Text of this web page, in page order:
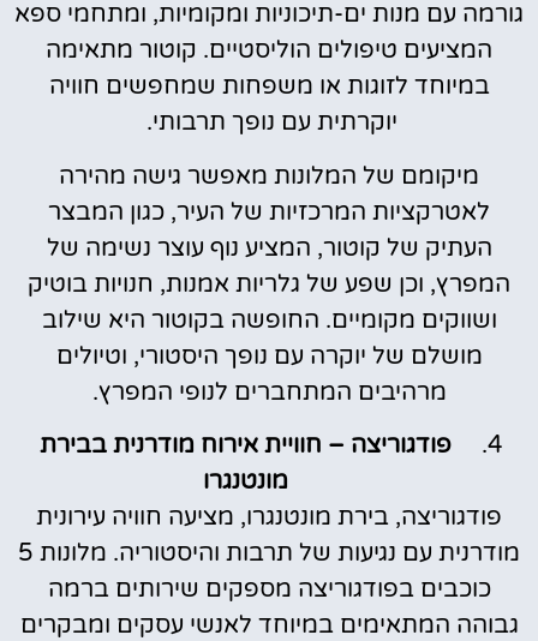
גורמה עם מנות ים-תיכוניות ומקומיות, ומתחמי ספא
המציעים טיפולים הוליסטיים. קוטור מתאימה
במיוחד לזוגות או משפחות שמחפשים חוויה
יוקרתית עם נופך תרבותי.
מיקומם של המלונות מאפשר גישה מהירה
לאטרקציות המרכזיות של העיר, כגון המבצר
העתיק של קוטור, המציע נוף עוצר נשימה של
המפרץ, וכן שפע של גלריות אמנות, חנויות בוטיק
ושווקים מקומיים. החופשה בקוטור היא שילוב
מושלם של יוקרה עם נופך היסטורי, וטיולים
מרהיבים המתחברים לנופי המפרץ.
פודגוריצה – חוויית אירוח מודרנית בבירת
מונטנגרו
פודגוריצה, בירת מונטנגרו, מציעה חוויה עירונית
מודרנית עם נגיעות של תרבות והיסטוריה. מלונות 5
כוכבים בפודגוריצה מספקים שירותים ברמה
גבוהה המתאימים במיוחד לאנשי עסקים ומבקרים